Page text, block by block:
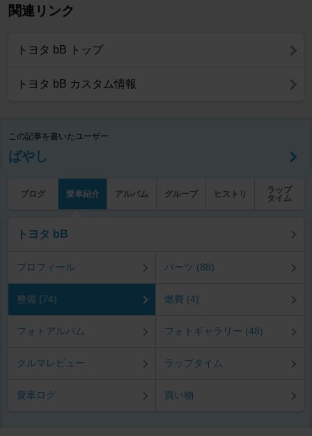
関連リンク
トヨタ bB トップ
トヨタ bB カスタム情報
この記事を書いたユーザー
ばやし
ブログ 愛車紹介 アルバム グループ ヒストリ
ラップ
タイム
トヨタ bB
プロフィール パーツ (88)
整備 (74) 燃費 (4)
フォトアルバム フォトギャラリー (48)
クルマレビュー ラップタイム
愛車ログ 買い物